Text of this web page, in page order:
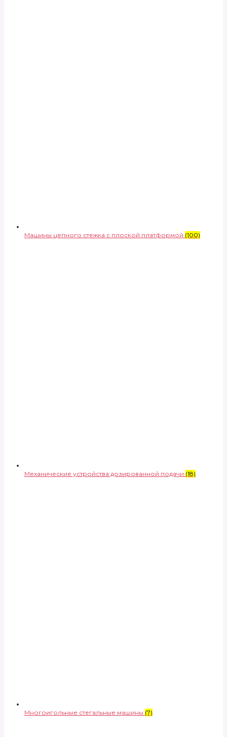
Машины цепного стежка с плоской платформой (100)
Механические устройства дозированной подачи (18)
Многоигольные стегальные машины (7)